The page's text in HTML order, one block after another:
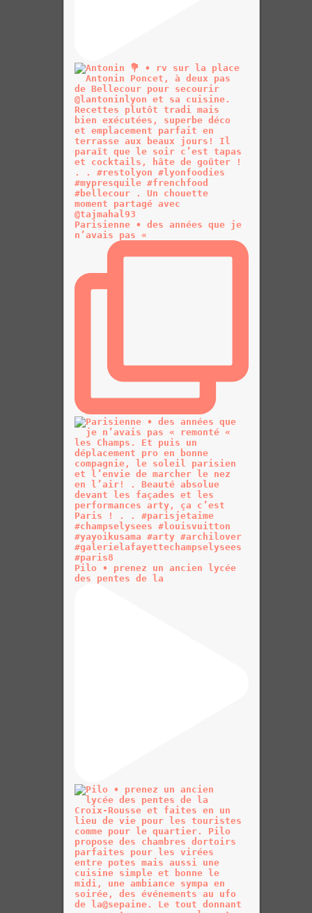
Parisienne • des années que je
n’avais pas «
Pilo • prenez un ancien lycée
des pentes de la